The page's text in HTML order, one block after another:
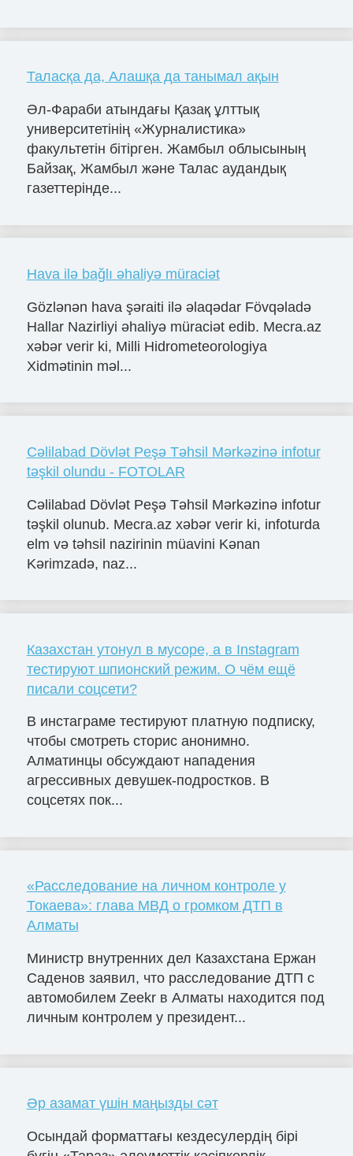
Таласқа да, Алашқа да танымал ақын
Әл-Фараби атындағы Қазақ ұлттық
университетінің «Журналистика»
факультетін бітірген. Жамбыл облысының
Байзақ, Жамбыл және Талас аудандық
газеттерінде...
Hava ilə bağlı əhaliyə müraciət
Gözlənən hava şəraiti ilə əlaqədar Fövqəladə
Hallar Nazirliyi əhaliyə müraciət edib. Mecra.az
xəbər verir ki, Milli Hidrometeorologiya
Xidmətinin məl...
Cəlilabad Dövlət Peşə Təhsil Mərkəzinə infotur
təşkil olundu - FOTOLAR
Cəlilabad Dövlət Peşə Təhsil Mərkəzinə infotur
təşkil olunub. Mecra.az xəbər verir ki, infoturda
elm və təhsil nazirinin müavini Kənan
Kərimzadə, naz...
Казахстан утонул в мусоре, а в Instagram
тестируют шпионский режим. О чём ещё
писали соцсети?
В инстаграме тестируют платную подписку,
чтобы смотреть сторис анонимно.
Алматинцы обсуждают нападения
агрессивных девушек-подростков. В
соцсетях пок...
«Расследование на личном контроле у
Токаева»: глава МВД о громком ДТП в
Алматы
Министр внутренних дел Казахстана Ержан
Саденов заявил, что расследование ДТП с
автомобилем Zeekr в Алматы находится под
личным контролем у президент...
Әр азамат үшін маңызды сәт
Осындай форматтағы кездесулердің бірі